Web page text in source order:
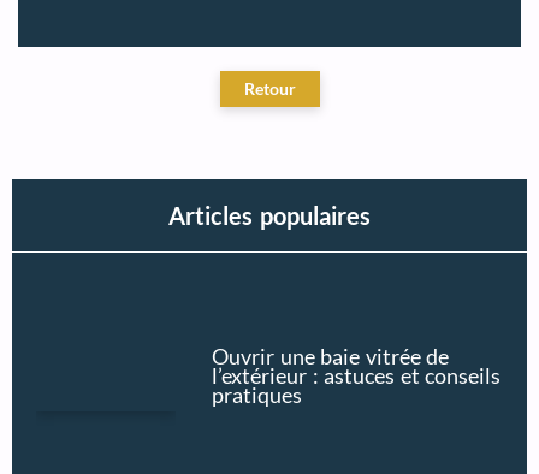
Articles populaires
Ouvrir une baie vitrée de
l’extérieur : astuces et conseils
pratiques